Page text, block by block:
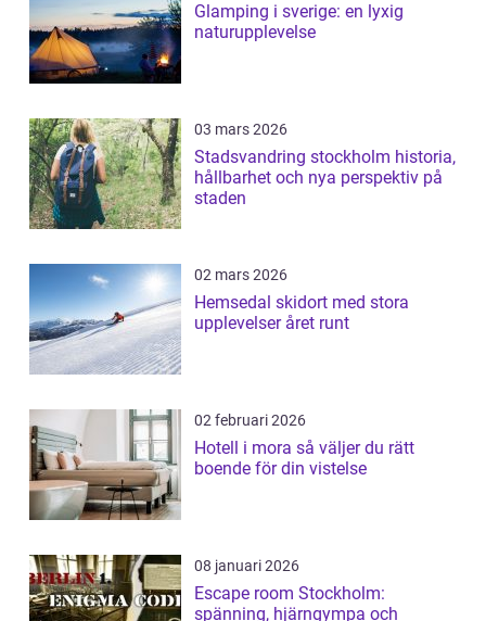
Glamping i sverige: en lyxig
naturupplevelse
03 mars 2026
Stadsvandring stockholm historia,
hållbarhet och nya perspektiv på
staden
02 mars 2026
Hemsedal skidort med stora
upplevelser året runt
02 februari 2026
Hotell i mora så väljer du rätt
boende för din vistelse
08 januari 2026
Escape room Stockholm:
spänning, hjärngympa och